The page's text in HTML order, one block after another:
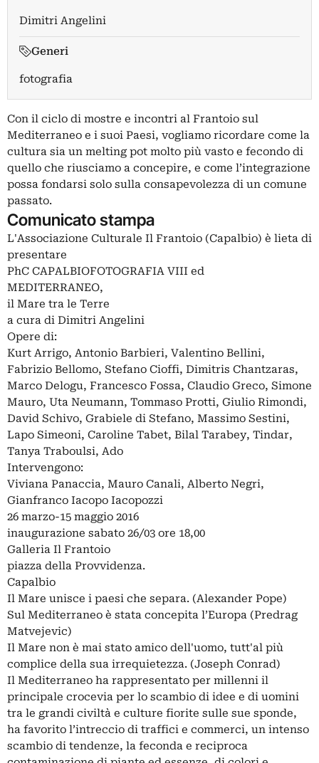
Dimitri Angelini
Generi
fotografia
Con il ciclo di mostre e incontri al Frantoio sul
Mediterraneo e i suoi Paesi, vogliamo ricordare come la
cultura sia un melting pot molto più vasto e fecondo di
quello che riusciamo a concepire, e come l’integrazione
possa fondarsi solo sulla consapevolezza di un comune
passato.
Comunicato stampa
L'Associazione Culturale Il Frantoio (Capalbio) è lieta di
presentare
PhC CAPALBIOFOTOGRAFIA VIII ed
MEDITERRANEO,
il Mare tra le Terre
a cura di Dimitri Angelini
Opere di:
Kurt Arrigo, Antonio Barbieri, Valentino Bellini,
Fabrizio Bellomo, Stefano Cioffi, Dimitris Chantzaras,
Marco Delogu, Francesco Fossa, Claudio Greco, Simone
Mauro, Uta Neumann, Tommaso Protti, Giulio Rimondi,
David Schivo, Grabiele di Stefano, Massimo Sestini,
Lapo Simeoni, Caroline Tabet, Bilal Tarabey, Tindar,
Tanya Traboulsi, Ado
Intervengono:
Viviana Panaccia, Mauro Canali, Alberto Negri,
Gianfranco Iacopo Iacopozzi
26 marzo-15 maggio 2016
inaugurazione sabato 26/03 ore 18,00
Galleria Il Frantoio
piazza della Provvidenza.
Capalbio
Il Mare unisce i paesi che separa. (Alexander Pope)
Sul Mediterraneo è stata concepita l’Europa (Predrag
Matvejevic)
Il Mare non è mai stato amico dell'uomo, tutt'al più
complice della sua irrequietezza. (Joseph Conrad)
Il Mediterraneo ha rappresentato per millenni il
principale crocevia per lo scambio di idee e di uomini
tra le grandi civiltà e culture fiorite sulle sue sponde,
ha favorito l’intreccio di traffici e commerci, un intenso
scambio di tendenze, la feconda e reciproca